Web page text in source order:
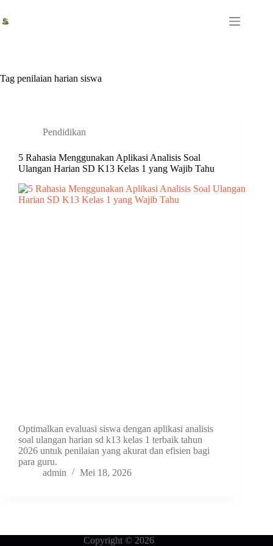
to
content
Tag penilaian harian siswa
Pendidikan
5 Rahasia Menggunakan Aplikasi Analisis Soal
Ulangan Harian SD K13 Kelas 1 yang Wajib Tahu
Optimalkan evaluasi siswa dengan aplikasi analisis
soal ulangan harian sd k13 kelas 1 terbaik tahun
2026 untuk penilaian yang akurat dan efisien bagi
para guru.
admin
Mei 18, 2026
Copyright © 2026